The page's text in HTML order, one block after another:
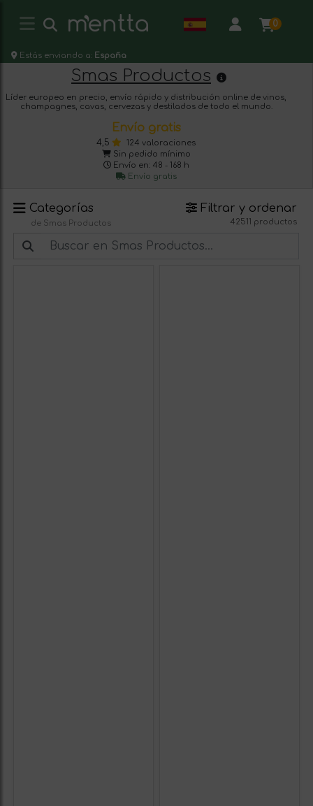
0
Estás enviando a: España
Smas Productos
Líder europeo en precio, envío rápido y distribución online de vinos,
champagnes, cavas, cervezas y destilados de todo el mundo.
Envío gratis
4,5
124 valoraciones
Sin pedido mínimo
Envío en: 48 - 168 h
Envío gratis
Categorías
de Smas Productos
Filtrar y ordenar
42511 productos